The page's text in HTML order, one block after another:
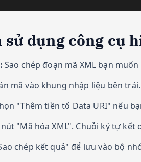
sử dụng công cụ
Sao chép đoạn mã XML bạn
mã vào khung nhập liệu bên
"Thêm tiền tố Data URI" nếu
"Mã hóa XML". Chuỗi ký tự
chép kết quả" để lưu vào bộ